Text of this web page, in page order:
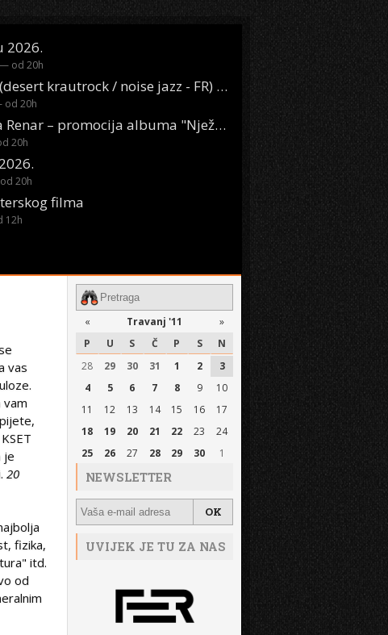
2026.
od 20h
Oasis Boom (desert krautrock / noise jazz - FR) @ KONTEJNER
od 20h
KSET50: Sara Renar – promocija albuma "Nježne riječi" @ Močvara
20h
20h
filma
12h
vas
vam
je
20
fizika,
itd.
od
« Travanj '11
»
P
U S Č P S
N
28
29 30 31 1 2
3
4
5 6 7 8 9
10
11
12 13 14 15 16
17
18
19 20 21 22 23
24
25
26 27 28 29 30 1
NEWSLETTER
UVIJEK JE TU ZA NAS